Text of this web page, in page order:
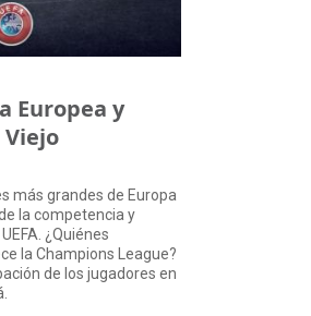
Europea y
Viejo
más grandes de Europa
la competencia y
¿Quiénes
la Champions League?
de los jugadores en